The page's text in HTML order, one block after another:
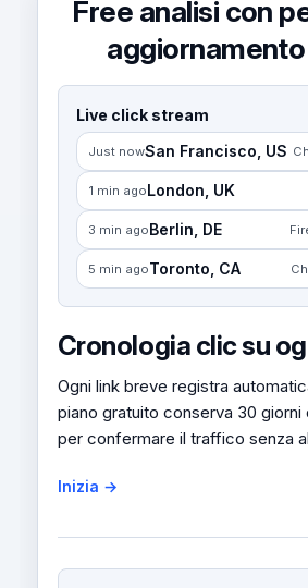
Free analisi con
Live click stream
Just nowSan Francisco, US
1 min agoLondon, UK
3 min agoBerlin, DE
5 min agoToronto, CA
Cronologia clic su
Ogni link breve registra
piano gratuito conserva 30 giorni
per confermare il traffico senza
Inizia →